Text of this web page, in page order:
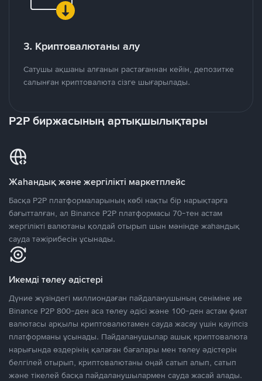
3. Криптовалютаны алу
Сатушы ақшаны алғанын растағаннан кейін, депозитке
салынған криптовалюта сізге шығарылады.
P2P биржасының артықшылықтары
Жаһандық және жергілікті маркетплейс
Басқа P2P платформаларының көбі нақты бір нарықтарға
бағытталған, ал Binance P2P платформасы 70-тен астам
жергілікті валютаны қолдай отырып шын мәнінде жаһандық
сауда тәжірибесін ұсынады.
Икемді төлеу әдістері
Дүние жүзіндегі миллиондаған пайдаланушының сеніміне ие
Binance P2P 800-ден аса төлеу әдісі және 100-ден астам фиат
валютасы арқылы криптовалютамен сауда жасау үшін қауіпсіз
платформаны ұсынады. Пайдаланушылар ашық криптовалюта
нарығында өздерінің қалаған бағалары мен төлеу әдістерін
белгілей отырып, криптовалютаны оңай сатып алып, сатып
және тікелей басқа пайдаланушылармен сауда жасай алады.